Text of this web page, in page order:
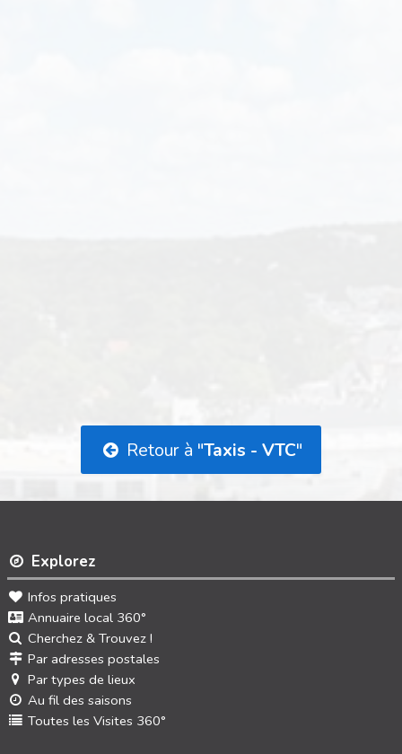
Retour à "Taxis - VTC"
Explorez
Infos pratiques
Annuaire local 360°
Cherchez & Trouvez !
Par adresses postales
Par types de lieux
Au fil des saisons
Toutes les Visites 360°